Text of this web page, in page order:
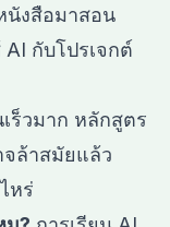
นังสือมาสอน
กับโปรเจกต์
เร็วมาก หลักสูตร
จล้าสมัยแล้ว
หร่